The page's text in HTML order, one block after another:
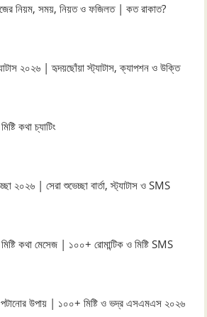
নিয়ম, সময়, নিয়ত ও ফজিলত | কত রাকাত?
২০২৬ | হৃদয়ছোঁয়া স্ট্যাটাস, ক্যাপশন ও উক্তি
কথা চ্যাটিং
২০২৬ | সেরা শুভেচ্ছা বার্তা, স্ট্যাটাস ও SMS
কথা মেসেজ | ১০০+ রোমান্টিক ও মিষ্টি SMS
পটানোর উপায় | ১০০+ মিষ্টি ও ভদ্র এসএমএস ২০২৬